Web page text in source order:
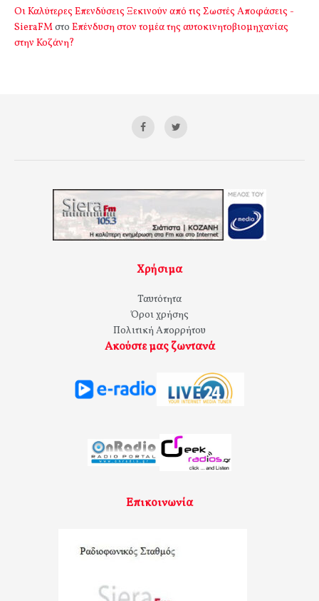
Οι Καλύτερες Επενδύσεις Ξεκινούν από τις Σωστές Αποφάσεις -
SieraFMστο Επένδυση στον τομέα της αυτοκινητοβιομηχανίας
στην Κοζάνη?
Χρήσιμα
Ταυτότητα
Όροι χρήσης
Πολιτική Απορρήτου
Ακούστε μας ζωντανά
Επικοινωνία